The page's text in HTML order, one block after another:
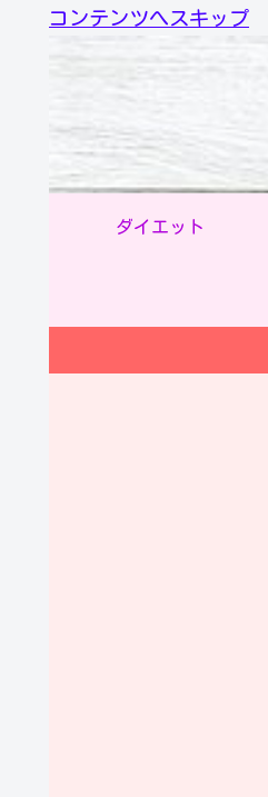
コンテンツへスキップ
ダイエット